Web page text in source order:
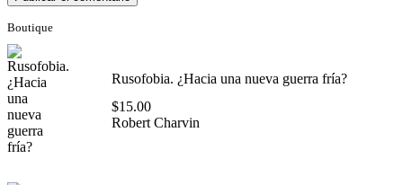
Boutique
Rusofobia. ¿Hacia una nueva guerra fría?
$15.00
Robert Charvin